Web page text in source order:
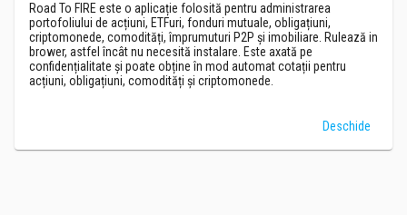
Road To FIRE este o aplicație folosită pentru administrarea
portofoliului de acțiuni, ETFuri, fonduri mutuale, obligațiuni,
criptomonede, comodități, împrumuturi P2P și imobiliare. Rulează in
brower, astfel încât nu necesită instalare. Este axată pe
confidențialitate și poate obține în mod automat cotații pentru
acțiuni, obligațiuni, comodități și criptomonede.
Deschide